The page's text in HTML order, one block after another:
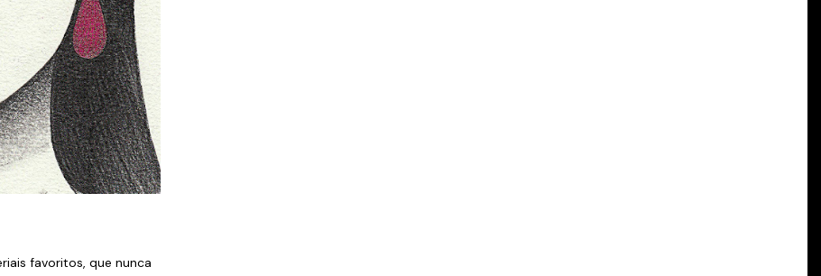
favoritos, que nunca